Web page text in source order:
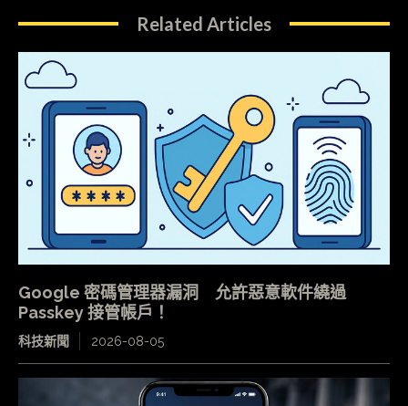
Related Articles
Google 密碼管理器漏洞 允許惡意軟件繞過
Passkey 接管帳戶！
科技新聞 2026-08-05